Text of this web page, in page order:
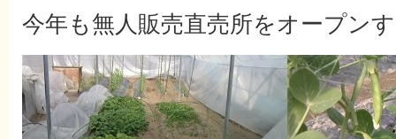
今年も無人販売直売所をオープン